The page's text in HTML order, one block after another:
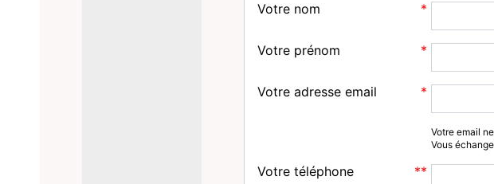
Votre nom
Votre prénom
Votre adresse email
Votre email
Vous
Votre téléphone